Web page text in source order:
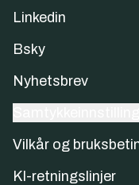
Linkedin
Bsky
Nyhetsbrev
Vilkår og
KI-retningslinjer